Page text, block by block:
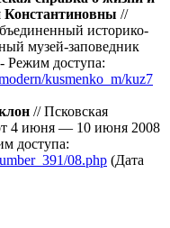
//
историко-
музей-заповедник
Режим доступа:
kusmenko_m/kuz7
// Псковская
4 июня — 10 июня 2008
доступа:
08.php (Дата